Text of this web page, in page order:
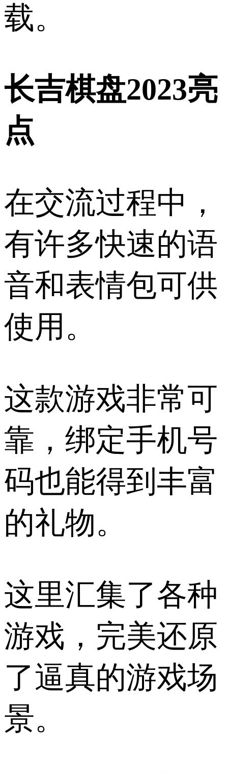
载。
长吉棋盘2023亮
点
在交流过程中，
有许多快速的语
音和表情包可供
使用。
这款游戏非常可
靠，绑定手机号
码也能得到丰富
的礼物。
这里汇集了各种
游戏，完美还原
了逼真的游戏场
景。